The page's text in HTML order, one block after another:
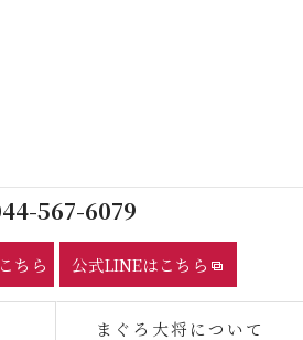
567-6079
ちら 公式LINEはこちら
まぐろ大将について